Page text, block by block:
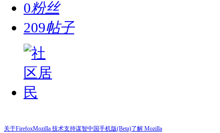
0粉丝
209帖子
关于FirefoxMozilla 技术支持谋智中国手机版(Beta)了解 Mozilla